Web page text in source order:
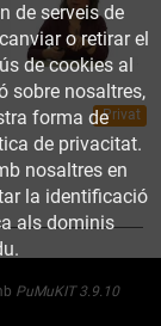
Privat
de serveis de
o retirar el
de cookies al
sobre nosaltres,
forma de
de privacitat.
nosaltres en
la identificació
als dominis
PuMuKIT 3.9.10